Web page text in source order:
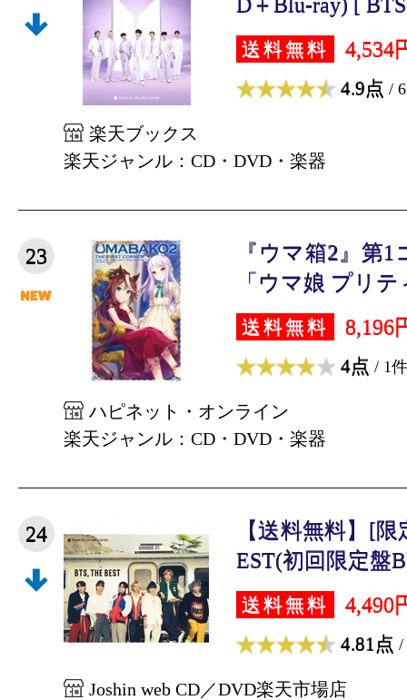
送料無料 4,534
4.9点 /
楽天ブックス
楽天ジャンル：CD・DVD・楽器
23
『ウマ箱2』第
「ウマ娘 プリ
送料無料 8,196
4点 / 1件
ハピネット・オンライン
楽天ジャンル：CD・DVD・楽器
24
【送料無料】[
EST(初回限定盤
送料無料 4,490
4.81点 /
Joshin web CD／DVD楽天市場店